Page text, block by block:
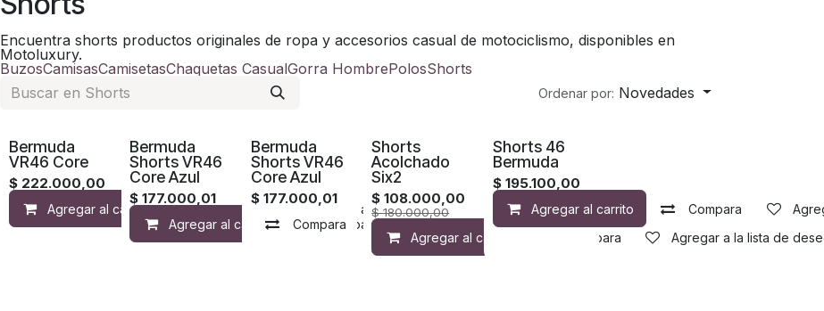
Encuentra shorts productos originales de ropa y accesorios casual de motociclismo, disponibles en
Motoluxury.
BuzosCamisasCamisetasChaquetas CasualGorra HombrePolosShorts
Ordenar por: Novedades
Bermuda
VR46 Core
$ 222.000,00
Agregar al carrito Compara Agregar a la lista de deseos
Bermuda
Shorts VR46
Core Azul
$177.000,01
Agregar al carrito Compara Agregar a la lista de deseos
Bermuda
Shorts VR46
Core Azul
$ 177.000,01
Compara Agregar a la lista de deseos
Shorts
Acolchado
Six2
$108.000,00
$180.000,00
Agregar al carrito Compara Agregar a la lista de
Shorts 46
Bermuda
$ 195.100,00
Agregar al carrito Compara